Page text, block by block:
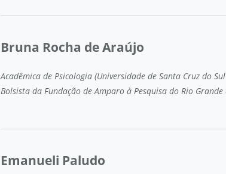
Bruna Rocha de Araújo
Acadêmica de Psicologia (Universidade de Santa Cruz do Sul
Bolsista da Fundação de Amparo à Pesquisa do Rio Grande
Emanueli Paludo